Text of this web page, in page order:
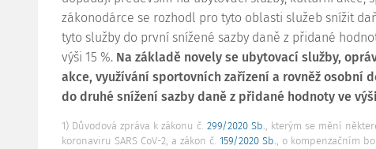
zákonodárce se rozhodl pro tyto oblasti služeb snížit
tyto služby do první snížené sazby daně z přidané
výši 15 %. Na základě novely se ubytovací služby,
akce, využívání sportovních zařízení a rovněž osobní
do druhé snížení sazby daně z přidané hodnoty ve
1) Důvodová zpráva k zákonu č. 299/2020 Sb., kterým se mění
koronaviru SARS CoV-2, a zákon č. 159/2020 Sb., o kompenzačním